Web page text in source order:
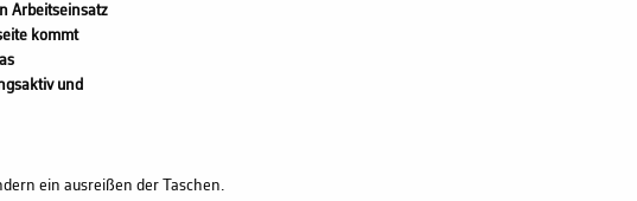
Arbeitseinsatz
kommt
und
ein ausreißen der Taschen.